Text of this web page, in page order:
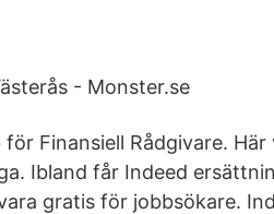
- Monster.se
Finansiell Rådgivare. Här
Ibland får Indeed
gratis för jobbsökare.